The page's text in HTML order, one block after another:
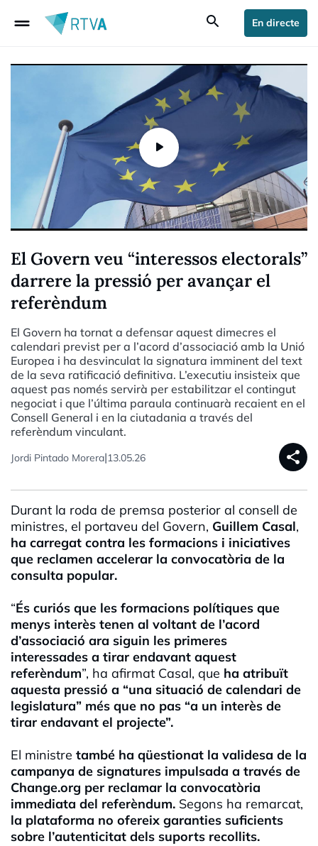
drag_handle search En directe
El Govern veu “interessos electorals”
darrere la pressió per avançar el
referèndum
El Govern ha tornat a defensar aquest dimecres el
calendari previst per a l’acord d’associació amb la Unió
Europea i ha desvinculat la signatura imminent del text
de la seva ratificació definitiva. L’executiu insisteix que
aquest pas només servirà per estabilitzar el contingut
negociat i que l’última paraula continuarà recaient en el
Consell General i en la ciutadania a través del
referèndum vinculant.
Jordi Pintado Morera|13.05.26 share
Durant la roda de premsa posterior al consell de
ministres, el portaveu del Govern, Guillem Casal,
ha carregat contra les formacions i iniciatives
que reclamen accelerar la convocatòria de la
consulta popular.
“És curiós que les formacions polítiques que
menys interès tenen al voltant de l’acord
d’associació ara siguin les primeres
interessades a tirar endavant aquest
referèndum”, ha afirmat Casal, que ha atribuït
aquesta pressió a “una situació de calendari de
legislatura” més que no pas “a un interès de
tirar endavant el projecte”.
El ministre també ha qüestionat la validesa de la
campanya de signatures impulsada a través de
Change.org per reclamar la convocatòria
immediata del referèndum. Segons ha remarcat,
la plataforma no ofereix garanties suficients
sobre l’autenticitat dels suports recollits.